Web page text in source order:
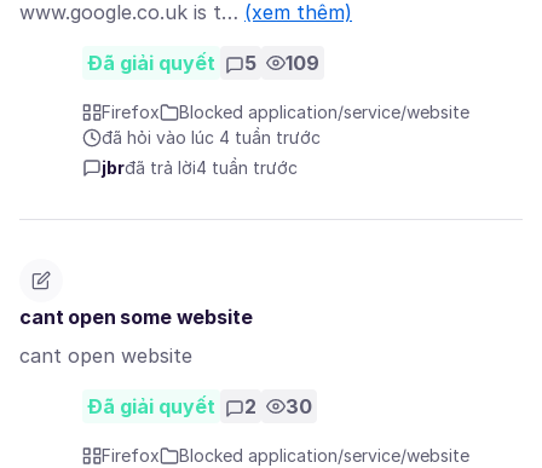
www.google.co.uk is t… (xem thêm)
Đã giải quyết 5 109
Firefox
Blocked application/service/website
đã hỏi vào lúc 4 tuần trước
jbrđã trả lời4 tuần trước
cant open some website
cant open website
Đã giải quyết 2 30
Firefox
Blocked application/service/website